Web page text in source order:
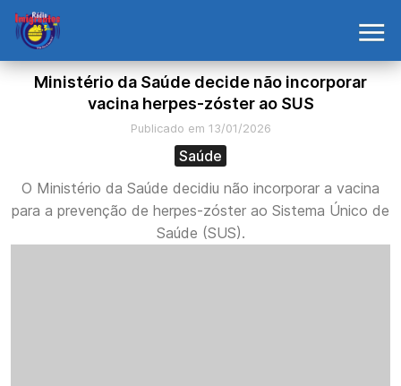
Ministério da Saúde decide não incorporar
vacina herpes-zóster ao SUS
Publicado em 13/01/2026
Saúde
O Ministério da Saúde decidiu não incorporar a vacina
para a prevenção de herpes-zóster ao Sistema Único de
Saúde (SUS).